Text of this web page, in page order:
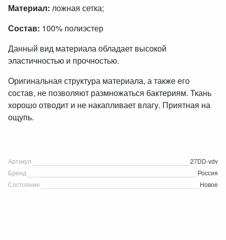
Материал: ложная сетка;
Состав: 100% полиэстер
Данный вид материала обладает высокой
эластичностью и прочностью.
Оригинальная структура материала, а также его
состав, не позволяют размножаться бактериям. Ткань
хорошо отводит и не накапливает влагу. Приятная на
ощупь.
Артикул
27DD-vdv
Бренд
Россия
Состояние
Новое